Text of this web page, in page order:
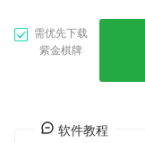
需优先下载
紫金棋牌
软件教程